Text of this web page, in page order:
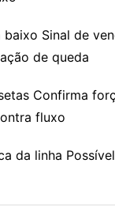
Sinal de
de queda
Confirma
fluxo
da linha